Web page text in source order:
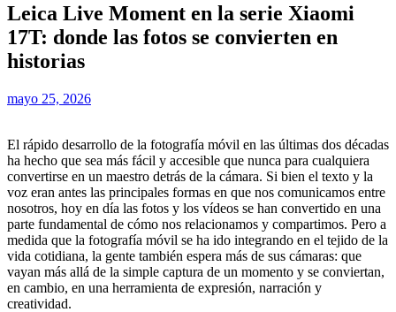
Leica Live Moment en la serie Xiaomi
17T: donde las fotos se convierten en
historias
mayo 25, 2026
El rápido desarrollo de la fotografía móvil en las últimas dos décadas
ha hecho que sea más fácil y accesible que nunca para cualquiera
convertirse en un maestro detrás de la cámara. Si bien el texto y la
voz eran antes las principales formas en que nos comunicamos entre
nosotros, hoy en día las fotos y los vídeos se han convertido en una
parte fundamental de cómo nos relacionamos y compartimos. Pero a
medida que la fotografía móvil se ha ido integrando en el tejido de la
vida cotidiana, la gente también espera más de sus cámaras: que
vayan más allá de la simple captura de un momento y se conviertan,
en cambio, en una herramienta de expresión, narración y
creatividad.